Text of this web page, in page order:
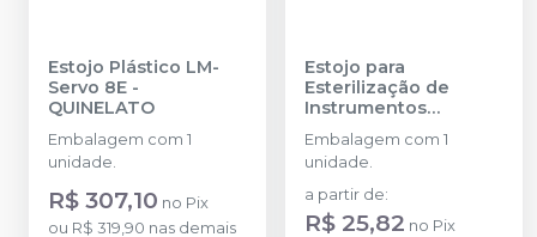
Estojo Plástico LM-
Servo 8E -
QUINELATO
Embalagem com 1
unidade.
R$ 307,10 no Pix
ou R$ 319,90 nas demais
Estojo para
Esterilização de
Instrumentos
Periodontia - 1
unidade- CONFORT
ODONTO
Embalagem com 1
unidade.
a partir de:
R$ 25,82 no Pix